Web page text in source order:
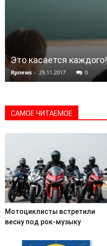
Это касается каждого!
Rpnews - 29.11.2017 0
САМОЕ ЧИТАЕМОЕ
Мотоциклисты встретили
весну под рок-музыку